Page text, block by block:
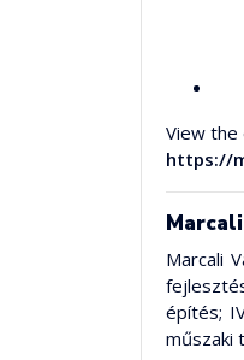
View the
https://
Marcali
építés;
műszaki